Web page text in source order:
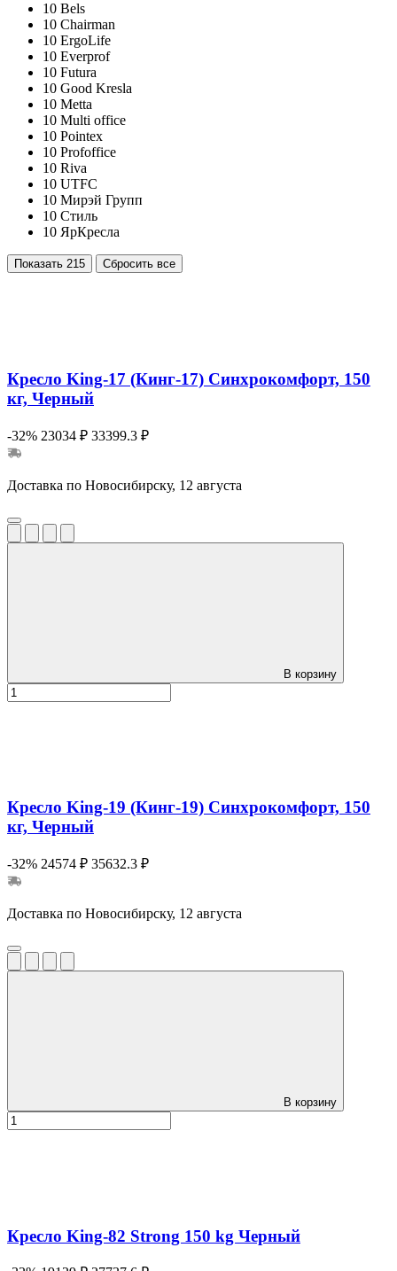
10 Bels
10 Chairman
10 ErgoLife
10 Everprof
10 Futura
10 Good Kresla
10 Metta
10 Multi office
10 Pointex
10 Profoffice
10 Riva
10 UTFC
10 Мирэй Групп
10 Стиль
10 ЯрКресла
Показать 215 Сбросить все
Кресло King-17 (Кинг-17) Синхрокомфорт, 150
кг, Черный
-32% 23034 ₽ 33399.3 ₽
Доставка по Новосибирску, 12 августа
В корзину
Кресло King-19 (Кинг-19) Синхрокомфорт, 150
кг, Черный
-32% 24574 ₽ 35632.3 ₽
Доставка по Новосибирску, 12 августа
В корзину
Кресло King-82 Strong 150 kg Черный